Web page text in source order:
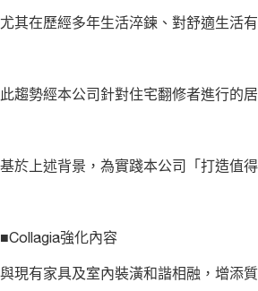
尤其在歷經多年生活淬鍊、對舒適生活
此趨勢經本公司針對住宅翻修者進行的
基於上述背景，為實踐本公司「打造值
■Collagia強化內容
與現有家具及室內裝潢和諧相融，增添